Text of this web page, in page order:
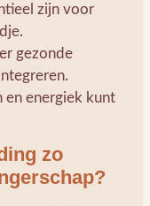
zijn voor
gezonde
en energiek kunt
zo